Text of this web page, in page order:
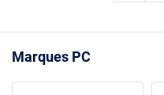
Marques PC